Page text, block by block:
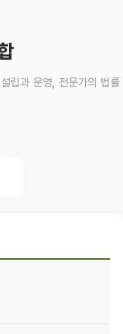
립과 운영, 전문가의 법률